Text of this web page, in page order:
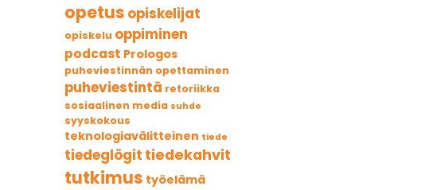
opetus opiskelijat
opiskelu oppiminen
podcast Prologos
puheviestinnän opettaminen
puheviestintä retoriikka
sosiaalinen media suhde
syyskokous
teknologiavälitteinen tiede
tiedeglögit tiedekahvit
tutkimus työelämä